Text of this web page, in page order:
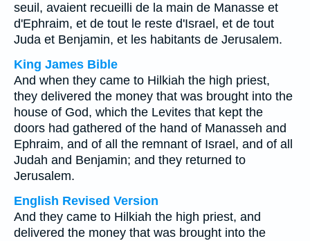
seuil, avaient recueilli de la main de Manasse et
d'Ephraim, et de tout le reste d'Israel, et de tout
Juda et Benjamin, et les habitants de Jerusalem.
King James Bible
And when they came to Hilkiah the high priest,
they delivered the money that was brought into the
house of God, which the Levites that kept the
doors had gathered of the hand of Manasseh and
Ephraim, and of all the remnant of Israel, and of all
Judah and Benjamin; and they returned to
Jerusalem.
English Revised Version
And they came to Hilkiah the high priest, and
delivered the money that was brought into the